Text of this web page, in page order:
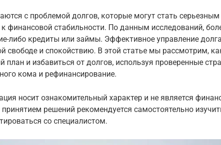
с проблемой долгов, которые могут стать серьезным
финансовой стабильности. По данным исследований,
либо кредиты или займы. Эффективное управление
свободе и спокойствию. В этой статье мы рассмотрим,
план и избавиться от долгов, используя проверенные
кома и рефинансирование.
носит ознакомительный характер и не является
решений рекомендуется самостоятельно
со специалистом.